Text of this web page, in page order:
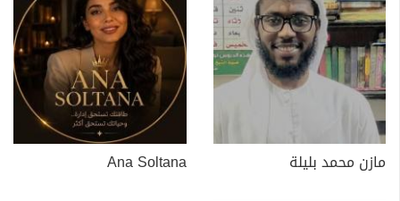
مازن محمد بليلة Ana Soltana